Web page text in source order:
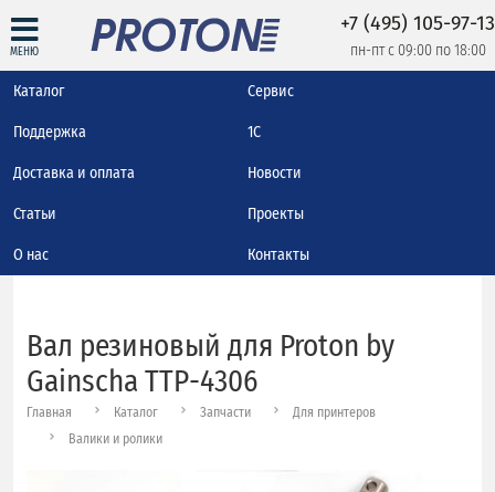
МЕНЮ
+7 (495) 105-97-13
пн-пт с 09:00 по 18:00
Каталог Сервис
Поддержка 1С
Доставка и оплата Новости
Статьи Проекты
О нас Контакты
Вал резиновый для Proton by
Gainscha TTP-4306
Главная Каталог Запчасти
Для принтеров
Валики и ролики